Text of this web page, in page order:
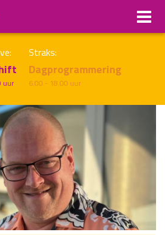
uur
Straks:
Dagprogrammering
6.00 - 18.00 uur
Volgend uur